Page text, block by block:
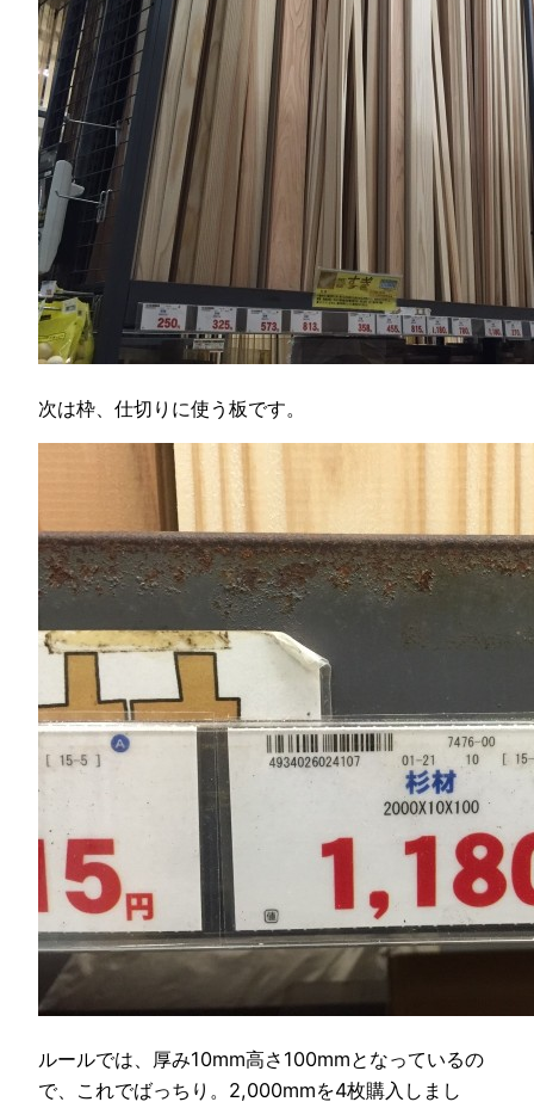
次は枠、仕切りに使う板です。
ルールでは、厚み10mm高さ100mmとなっているの
で、これでばっちり。2,000mmを4枚購入しまし